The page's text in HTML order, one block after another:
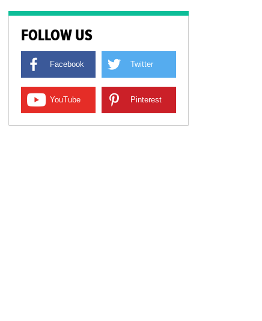
FOLLOW US
Facebook Twitter
YouTube Pinterest